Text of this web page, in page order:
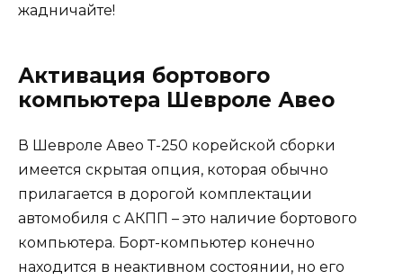
жадничайте!
Активация бортового
компьютера Шевроле Авео
В Шевроле Авео Т-250 корейской сборки
имеется скрытая опция, которая обычно
прилагается в дорогой комплектации
автомобиля с АКПП – это наличие бортового
компьютера. Борт-компьютер конечно
находится в неактивном состоянии, но его